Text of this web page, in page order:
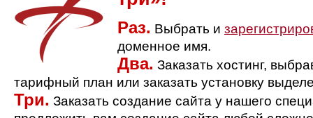
Раз. Выбрать и
доменное имя.
Два. Заказать хостинг,
тарифный план или заказать установку
Три. Заказать создание сайта у нашего